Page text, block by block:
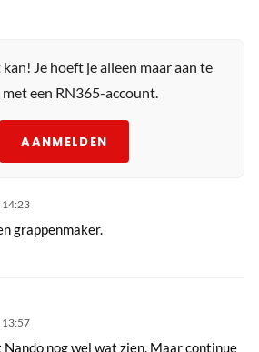
Je hoeft je alleen maar aan te
een RN365-account.
AANMELDEN
13:57
Nando nog wel wat zien. Maar continue
14:23
grappenmaker.